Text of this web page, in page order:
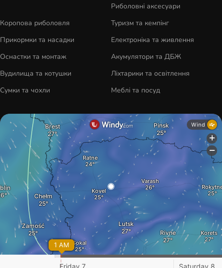
Коропова риболовля
Прикормки та насадки
Оснастки та монтаж
Вудилища та котушки
Сумки та чохли
Риболовні аксесуари
Туризм та кемпінг
Електроніка та живлення
Акумулятори та ДБЖ
Ліхтарики та освітлення
Меблі та посуд